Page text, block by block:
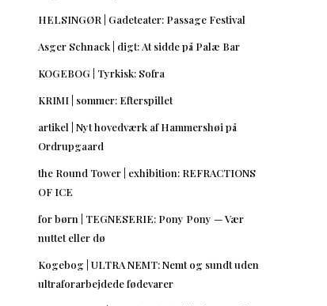
HELSINGØR | Gadeteater: Passage Festival
Asger Schnack | digt: At sidde på Palæ Bar
KOGEBOG | Tyrkisk: Sofra
KRIMI | sommer: Efterspillet
artikel | Nyt hovedværk af Hammershøi på
Ordrupgaard
the Round Tower | exhibition: REFRACTIONS
OF ICE
for børn | TEGNESERIE: Pony Pony — Vær
nuttet eller dø
Kogebog | ULTRA NEMT: Nemt og sundt uden
ultraforarbejdede fødevarer